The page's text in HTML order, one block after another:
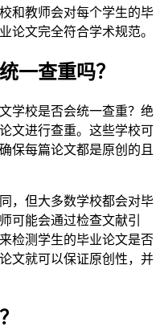
和教师会对每个学生的毕
论文完全符合学术规范。
一查重吗？
学校是否会统一查重？绝
文进行查重。这些学校可
保每篇论文都是原创的且
，但大多数学校都会对毕
可能会通过检查文献引
检测学生的毕业论文是否
文就可以保证原创性，并